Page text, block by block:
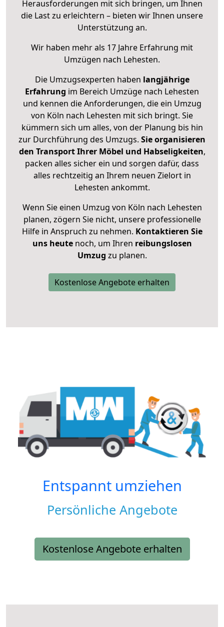
Herausforderungen mit sich bringen, um Ihnen
die Last zu erleichtern – bieten wir Ihnen unsere
Unterstützung an.
Wir haben mehr als 17 Jahre Erfahrung mit
Umzügen nach Lehesten.
Die Umzugsexperten haben langjährige
Erfahrung im Bereich Umzüge nach Lehesten
und kennen die Anforderungen, die ein Umzug
von Köln nach Lehesten mit sich bringt. Sie
kümmern sich um alles, von der Planung bis hin
zur Durchführung des Umzugs. Sie organisieren
den Transport Ihrer Möbel und Habseligkeiten,
packen alles sicher ein und sorgen dafür, dass
alles rechtzeitig an Ihrem neuen Zielort in
Lehesten ankommt.
Wenn Sie einen Umzug von Köln nach Lehesten
planen, zögern Sie nicht, unsere professionelle
Hilfe in Anspruch zu nehmen. Kontaktieren Sie
uns heutenoch, um Ihren reibungslosen
Umzug zu planen.
Kostenlose Angebote erhalten
Entspannt umziehen
Persönliche Angebote
Kostenlose Angebote erhalten